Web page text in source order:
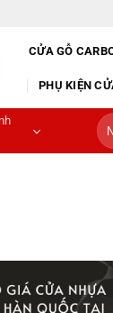
CỬA GỖ
PHỤ KIỆN
Tìm